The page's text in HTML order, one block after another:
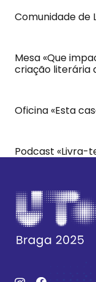
Comunidade de
Mesa «Que
criação literária
Oficina «Esta
Podcast «Livra-